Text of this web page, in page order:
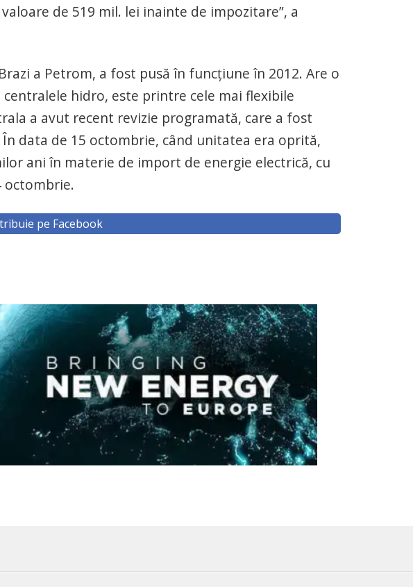
de 519 mil. lei inainte de impozitare”, a
a Petrom, a fost pusă în funcţiune în 2012. Are o
hidro, este printre cele mai flexibile
a avut recent revizie programată, care a fost
data de 15 octombrie, când unitatea era oprită,
ani în materie de import de energie electrică, cu
octombrie.
pe Facebook